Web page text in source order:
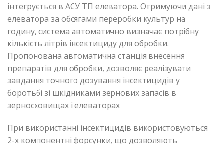
інтегрується в АСУ ТП елеватора. Отримуючи дані з
елеватора за обсягами переробки культур на
годину, система автоматично визначає потрібну
кількість літрів інсектициду для обробки.
Пропонована автоматична станція внесення
препаратів для обробки, дозволяє реалізувати
завдання точного дозування інсектицидів у
боротьбі зі шкідниками зернових запасів в
зерносховищах і елеваторах
При використанні інсектицидів використовуються
2-х компонентні форсунки, що дозволяють